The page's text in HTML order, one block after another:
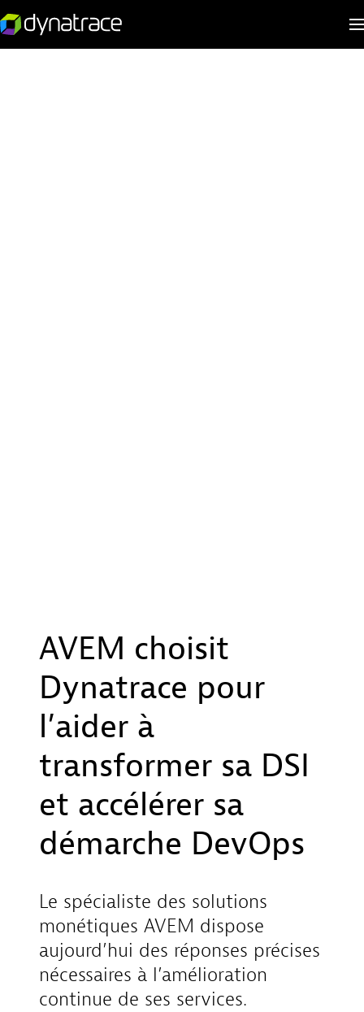
AVEM choisit
Dynatrace pour
l’aider à
transformer sa DSI
et accélérer sa
démarche DevOps
Le spécialiste des solutions
monétiques AVEM dispose
aujourd’hui des réponses précises
nécessaires à l’amélioration
continue de ses services.